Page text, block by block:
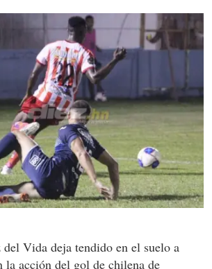
Vida deja tendido en el suelo a
la acción del gol de chilena de